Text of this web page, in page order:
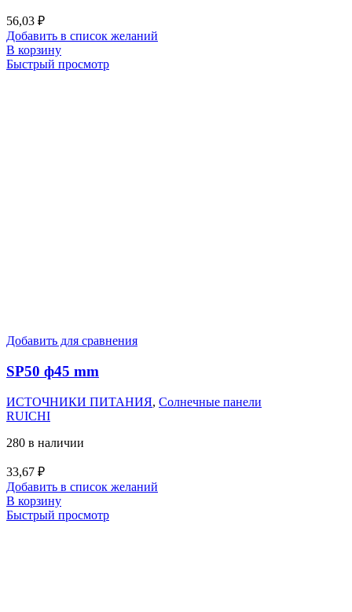
56,03 ₽
Добавить в список желаний
В корзину
Быстрый просмотр
Добавить для сравнения
SP50 ф45 mm
ИСТОЧНИКИ ПИТАНИЯ, Солнечные панели
RUICHI
280 в наличии
33,67 ₽
Добавить в список желаний
В корзину
Быстрый просмотр